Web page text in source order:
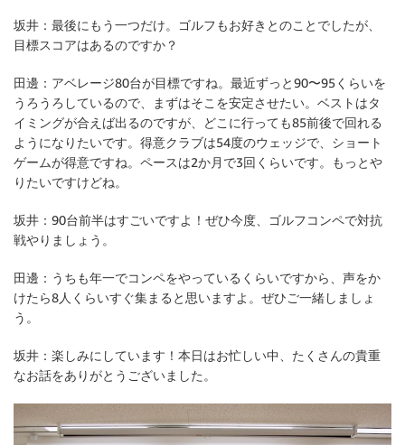
坂井： 最後にもう一つだけ。ゴルフもお好きとのことでしたが、
目標スコアはあるのですか？
田邊： アベレージ80台が目標ですね。最近ずっと90〜95くらいを
うろうろしているので、まずはそこを安定させたい。ベストはタ
イミングが合えば出るのですが、どこに行っても85前後で回れる
ようになりたいです。得意クラブは54度のウェッジで、ショート
ゲームが得意ですね。ペースは2か月で3回くらいです。もっとや
りたいですけどね。
坂井： 90台前半はすごいですよ！ぜひ今度、ゴルフコンペで対抗
戦やりましょう。
田邊： うちも年一でコンペをやっているくらいですから、声をか
けたら8人くらいすぐ集まると思いますよ。ぜひご一緒しましょ
う。
坂井： 楽しみにしています！本日はお忙しい中、たくさんの貴重
なお話をありがとうございました。